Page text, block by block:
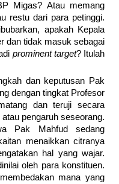
Migas? Atau memang
restu dari para petinggi.
apakah Kepala
dan tidak masuk sebagai
prominent target? Itulah
dan keputusan Pak
dengan tingkat Profesor
dan teruji secara
pengaruh seseorang.
Pak Mahfud sedang
menaikkan citranya
hal yang wajar.
oleh para konstituen.
mana yang